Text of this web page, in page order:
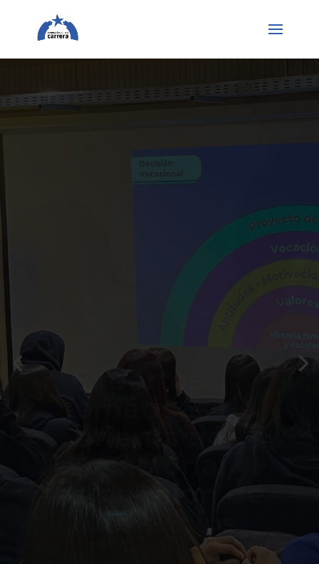
Que ningún
estudiante deje
de estudiar por
falta de
recursos y
motivación